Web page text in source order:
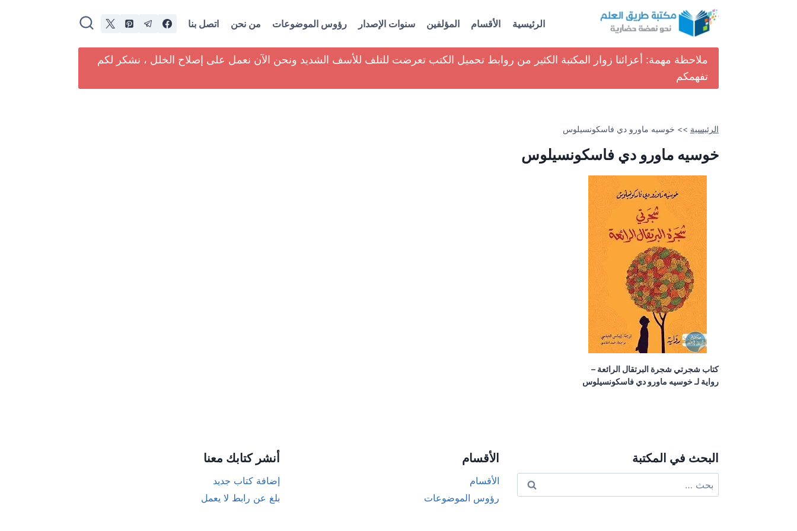
الرئيسية الأقسام المؤلفين سنوات الإصدار رؤوس الموضوعات من نحن اتصل بنا
ملاحظة مهمة: أعزائنا زوار المكتبة الكثير من روابط تحميل الكتب تعرضت للتلف للأسف الشديد ونحن الآن نعمل على إصلاح الخلل ، نشكر لكم
تفهمكم
الرئيسية >> خوسيه ماورو دي فاسكونسيلوس
خوسيه ماورو دي فاسكونسيلوس
كتاب شجرتي شجرة البرتقال الرائعة –
رواية لـ خوسيه ماورو دي فاسكونسيلوس
البحث في المكتبة
عن:
الأقسام
الأقسام
رؤوس الموضوعات
أنشر كتابك معنا
إضافة كتاب جديد
بلغ عن رابط لا يعمل